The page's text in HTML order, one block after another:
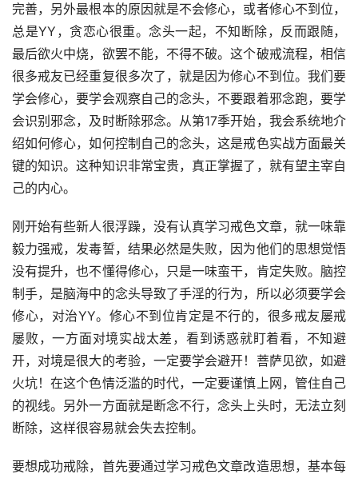
完善，另外最根本的原因就是不会修心，或者修心不到位，
总是YY，贪恋心很重。念头一起，不知断除，反而跟随，
最后欲火中烧，欲罢不能，不得不破。这个破戒流程，相信
很多戒友已经重复很多次了，就是因为修心不到位。我们要
学会修心，要学会观察自己的念头，不要跟着邪念跑，要学
会识别邪念，及时断除邪念。从第17季开始，我会系统地介
绍如何修心，如何控制自己的念头，这是戒色实战方面最关
键的知识。这种知识非常宝贵，真正掌握了，就有望主宰自
己的内心。
刚开始有些新人很浮躁，没有认真学习戒色文章，就一味靠
毅力强戒，发毒誓，结果必然是失败，因为他们的思想觉悟
没有提升，也不懂得修心，只是一味蛮干，肯定失败。脑控
制手，是脑海中的念头导致了手淫的行为，所以必须要学会
修心，对治YY。修心不到位肯定是不行的，很多戒友屡戒
屡败，一方面对境实战太差，看到诱惑就盯着看，不知避
开，对境是很大的考验，一定要学会避开！菩萨见欲，如避
火坑！在这个色情泛滥的时代，一定要谨慎上网，管住自己
的视线。另外一方面就是断念不行，念头上头时，无法立刻
断除，这样很容易就会失去控制。
要想成功戒除，首先要通过学习戒色文章改造思想，基本每